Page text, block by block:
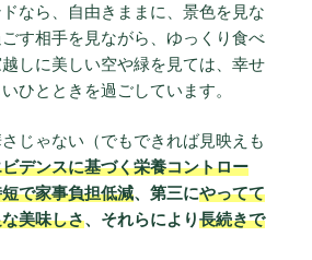
なら、自由きままに、景色を見な
す相手を見ながら、ゆっくり食べ
しに美しい空や緑を見ては、幸せ
ひとときを過ごしています。
じゃない（でもできれば見映えも
デンスに基づく栄養コントロー
で家事負担低減、第三にやってて
美味しさ、それらにより長続きで